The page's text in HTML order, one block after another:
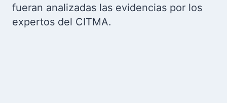
fueran analizadas las evidencias por los
expertos del CITMA.